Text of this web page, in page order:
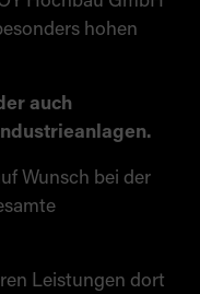
hohen
auch
Wunsch bei der
Leistungen dort